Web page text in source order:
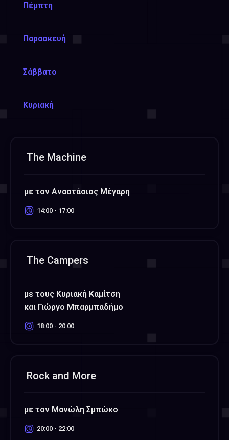
Πέμπτη
Παρασκευή
Σάββατο
Κυριακή
The Machine
με τον Αναστάσιος Μέγαρη
14:00 - 17:00
Τhe Campers
με τους Κυριακή Καμίτση
και Γιώργο Μπαρμπαδήμο
18:00 - 20:00
Rock and More
με τον Μανώλη Σμπώκο
20:00 - 22:00